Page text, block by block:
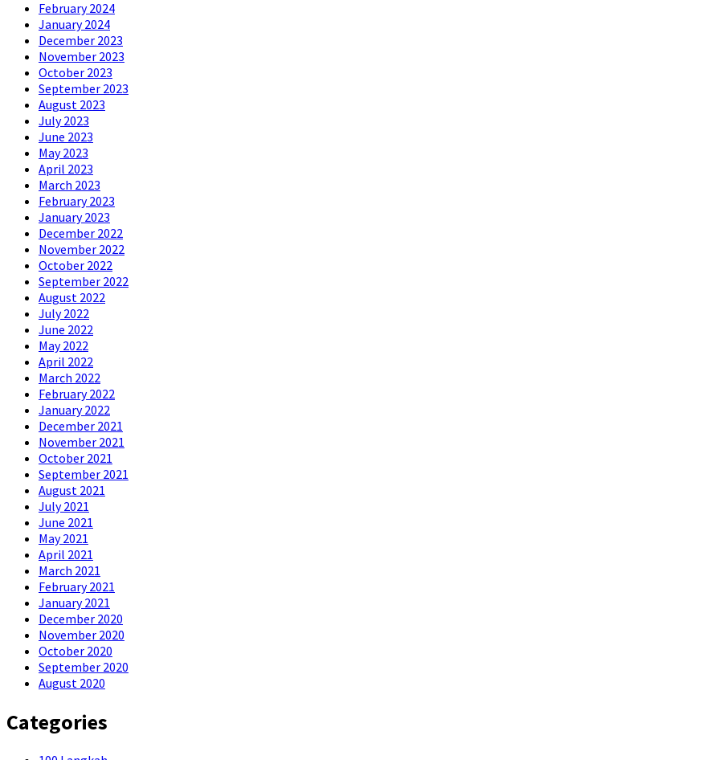
February 2024
January 2024
December 2023
November 2023
October 2023
September 2023
August 2023
July 2023
June 2023
May 2023
April 2023
March 2023
February 2023
January 2023
December 2022
November 2022
October 2022
September 2022
August 2022
July 2022
June 2022
May 2022
April 2022
March 2022
February 2022
January 2022
December 2021
November 2021
October 2021
September 2021
August 2021
July 2021
June 2021
May 2021
April 2021
March 2021
February 2021
January 2021
December 2020
November 2020
October 2020
September 2020
August 2020
Categories